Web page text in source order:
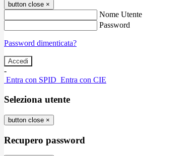
button close ×
Nome Utente
Password
Password dimenticata?
-
Entra con SPID Entra con CIE
Seleziona utente
button close ×
Recupero password